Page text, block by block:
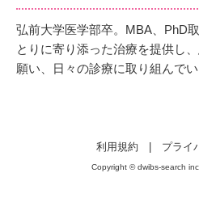
弘前大学医学部卒。MBA、PhD
とりに寄り添った治療を提供し
願い、日々の診療に取り組んでい
利用規約 | プライ
Copyright © dwibs-search